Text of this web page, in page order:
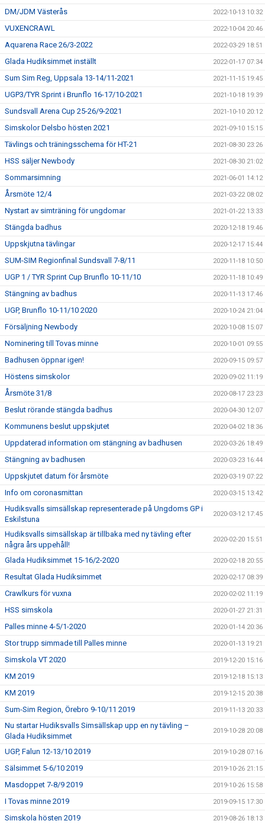
DM/JDM Västerås 2022-10-13 10:32
VUXENCRAWL 2022-10-04 20:46
Aquarena Race 26/3-2022 2022-03-29 18:51
Glada Hudiksimmet inställt 2022-01-17 07:34
Sum Sim Reg, Uppsala 13-14/11-2021 2021-11-15 19:45
UGP3/TYR Sprint i Brunflo 16-17/10-2021 2021-10-18 19:39
Sundsvall Arena Cup 25-26/9-2021 2021-10-10 20:12
Simskolor Delsbo hösten 2021 2021-09-10 15:15
Tävlings och träningsschema för HT-21 2021-08-30 23:26
HSS säljer Newbody 2021-08-30 21:02
Sommarsimning 2021-06-01 14:12
Årsmöte 12/4 2021-03-22 08:02
Nystart av simträning för ungdomar 2021-01-22 13:33
Stängda badhus 2020-12-18 19:46
Uppskjutna tävlingar 2020-12-17 15:44
SUM-SIM Regionfinal Sundsvall 7-8/11 2020-11-18 10:50
UGP 1 / TYR Sprint Cup Brunflo 10-11/10 2020-11-18 10:49
Stängning av badhus 2020-11-13 17:46
UGP, Brunflo 10-11/10 2020 2020-10-24 21:04
Försäljning Newbody 2020-10-08 15:07
Nominering till Tovas minne 2020-10-01 09:55
Badhusen öppnar igen! 2020-09-15 09:57
Höstens simskolor 2020-09-02 11:19
Årsmöte 31/8 2020-08-17 23:23
Beslut rörande stängda badhus 2020-04-30 12:07
Kommunens beslut uppskjutet 2020-04-02 18:36
Uppdaterad information om stängning av badhusen 2020-03-26 18:49
Stängning av badhusen 2020-03-23 16:44
Uppskjutet datum för årsmöte 2020-03-19 07:22
Info om coronasmittan 2020-03-15 13:42
Hudiksvalls simsällskap representerade på Ungdoms GP i
Eskilstuna
2020-03-12 17:45
Hudiksvalls simsällskap är tillbaka med ny tävling efter
några års uppehåll!
2020-02-20 15:51
Glada Hudiksimmet 15-16/2-2020 2020-02-18 20:55
Resultat Glada Hudiksimmet 2020-02-17 08:39
Crawlkurs för vuxna 2020-02-02 11:19
HSS simskola 2020-01-27 21:31
Palles minne 4-5/1-2020 2020-01-14 20:36
Stor trupp simmade till Palles minne 2020-01-13 19:21
Simskola VT 2020 2019-12-20 15:16
KM 2019 2019-12-18 15:13
KM 2019 2019-12-15 20:38
Sum-Sim Region, Örebro 9-10/11 2019 2019-11-13 20:33
Nu startar Hudiksvalls Simsällskap upp en ny tävling –
Glada Hudiksimmet
2019-10-28 20:08
UGP, Falun 12-13/10 2019 2019-10-28 07:16
Sälsimmet 5-6/10 2019 2019-10-26 21:15
Masdoppet 7-8/9 2019 2019-10-26 15:58
I Tovas minne 2019 2019-09-15 17:30
Simskola hösten 2019 2019-08-26 18:13